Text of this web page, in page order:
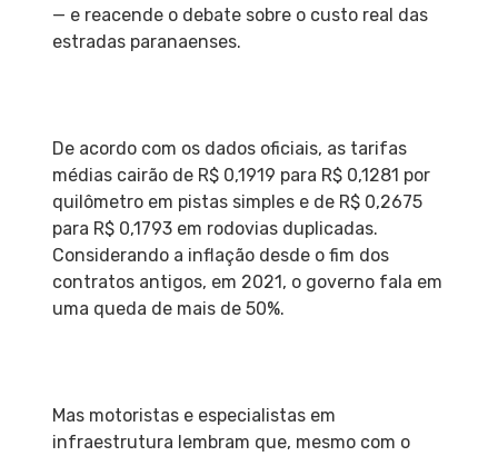
— e reacende o debate sobre o custo real das
estradas paranaenses.
De acordo com os dados oficiais, as tarifas
médias cairão de R$ 0,1919 para R$ 0,1281 por
quilômetro em pistas simples e de R$ 0,2675
para R$ 0,1793 em rodovias duplicadas.
Considerando a inflação desde o fim dos
contratos antigos, em 2021, o governo fala em
uma queda de mais de 50%.
Mas motoristas e especialistas em
infraestrutura lembram que, mesmo com o